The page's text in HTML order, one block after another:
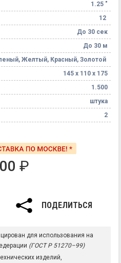
1.25 "
12
До 30 сек
До 30 м
Желтый, Красный, Золотой
145 х 110 х 175
1.500
штука
2
₽
ПОДЕЛИТЬСЯ
для использования на
(ГОСТ Р 51270–99)
изделий,